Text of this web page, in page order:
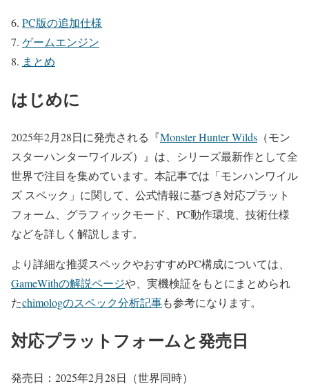
PC版の追加仕様
ゲームエンジン
まとめ
はじめに
2025年2月28日に発売される『Monster Hunter Wilds （モン
スターハンターワイルズ）』は、シリーズ最新作として全
世界で注目を集めています。本記事では「モンハンワイル
ズ スペック」に関して、公式情報に基づき対応プラット
フォーム、グラフィックモード、PC動作環境、技術仕様
などを詳しく解説します。
より詳細な推奨スペックやおすすめPC構成については、
GameWithの解説ページや、実機検証をもとにまとめられ
たchimologのスペック分析記事も参考になります。
対応プラットフォームと発売日
発売日：2025年2月28日（世界同時）